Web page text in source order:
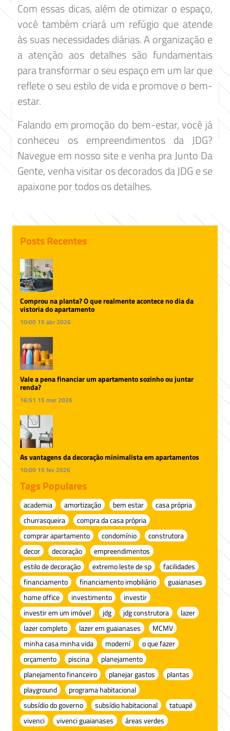
Com essas dicas, além de otimizar o espaço,
você também criará um refúgio que atende
às suas necessidades diárias. A organização e
a atenção aos detalhes são fundamentais
para transformar o seu espaço em um lar que
reflete o seu estilo de vida e promove o bem-
estar.
Falando em promoção do bem-estar, você já
conheceu os empreendimentos da JDG?
Navegue em nosso site e venha pra Junto Da
Gente, venha visitar os decorados da JDG e se
apaixone por todos os detalhes.
Posts Recentes
Comprou na planta? O que realmente acontece no dia da
vistoria do apartamento
10:00 15 abr 2026
Vale a pena financiar um apartamento sozinho ou juntar
renda?
16:51 15 mar 2026
As vantagens da decoração minimalista em apartamentos
10:00 15 fev 2026
Tags Populares
academia amortização bem estar
casa própria
churrasqueira
compra da casa própria
comprar apartamento
condomínio
construtora
decor
decoração
empreendimentos
estilo de decoração
extremo leste de sp
facilidades
financiamento
financiamento imobiliário
guaianases
home office
investimento
investir
investir em um imóvel
jdg jdg construtora
lazer
lazer completo
lazer em guaianases
MCMV
minha casa minha vida
moderní
o que fazer
orçamento
piscina
planejamento
planejamento financeiro
planejar gastos
plantas
playground
programa habitacional
subsídio do governo
subsídio habitacional
tatuapé
vivenci
vivenci guaianases áreas verdes